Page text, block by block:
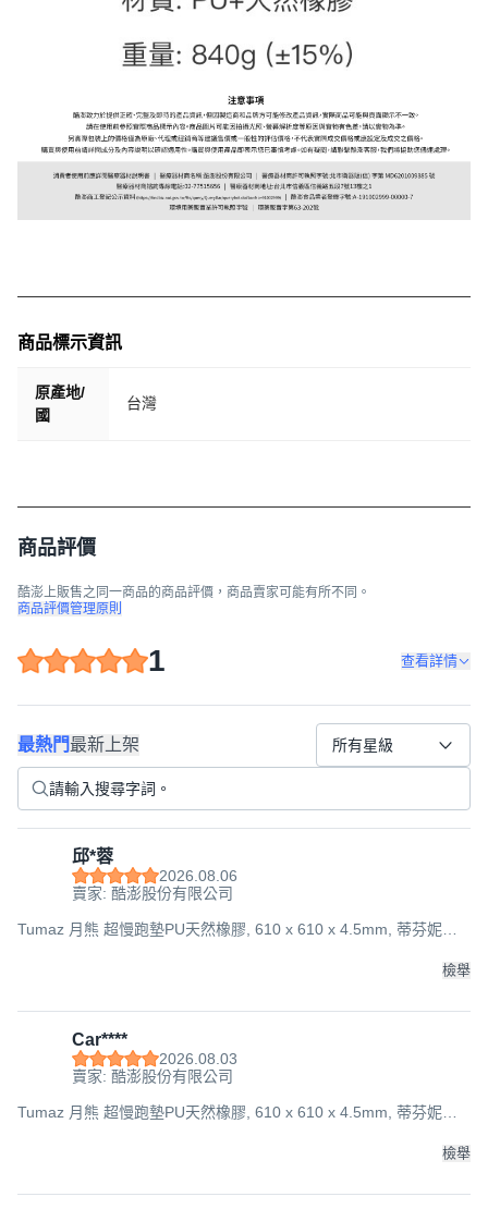
商品標示資訊
原產地/
國
台灣
商品評價
酷澎上販售之同一商品的商品評價，商品賣家可能有所不同。
商品評價管理原則
1 查看詳情
最熱門最新上架 所有星級
邱*蓉
2026.08.06
賣家: 酷澎股份有限公司
Tumaz 月熊 超慢跑墊PU天然橡膠, 610 x 610 x 4.5mm, 蒂芬妮綠,
檢舉
Car****
2026.08.03
賣家: 酷澎股份有限公司
Tumaz 月熊 超慢跑墊PU天然橡膠, 610 x 610 x 4.5mm, 蒂芬妮綠,
檢舉